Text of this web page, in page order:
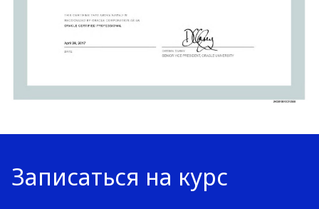
Записаться на курс